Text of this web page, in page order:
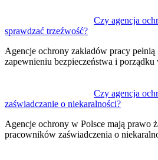
Czy agencja
sprawdzać trzeźwość?
Agencje ochrony zakładów pracy
zapewnieniu bezpieczeństwa i
Czy agencja
zaświadczanie o niekaralności?
Agencje ochrony w Polsce mają prawo
pracowników zaświadczenia o